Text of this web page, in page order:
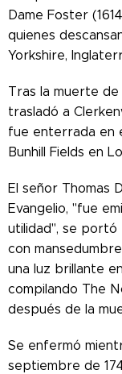
Dame Foster
quienes
Yorkshire,
Tras la muerte de
trasladó a
fue enterrada en
Bunhill Fields en
El señor Thomas
Evangelio, "fue
utilidad", se portó
con
una luz brillante
compilando The
después de la
Se enfermó
septiembre de